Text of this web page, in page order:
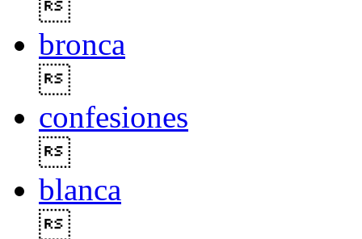
bronca
confesiones
blanca